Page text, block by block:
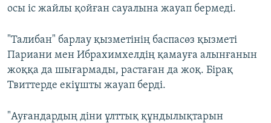
осы іс жайлы қойған сауалына жауап бермеді.
"Талибан" барлау қызметінің баспасөз қызметі
Париани мен Ибрахимхелдің қамауға алынғанын
жоққа да шығармады, растаған да жоқ. Бірақ
Твиттерде екіұшты жауап берді.
"Ауғандардың діни ұлттық құндылықтарын